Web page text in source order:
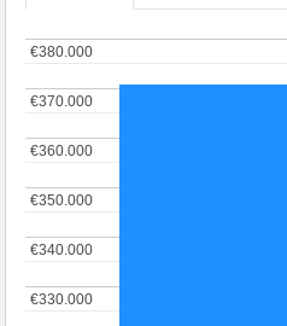
€330.000
€330.000
€340.000
€340.000
€350.000
€350.000
€360.000
€360.000
€370.000
€370.000
€380.000
€380.000